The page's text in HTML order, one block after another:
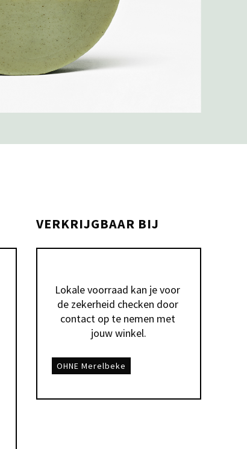
VERKRIJGBAAR BIJ
Lokale voorraad kan je voor
de zekerheid checken door
contact op te nemen met
jouw winkel.
OHNE Merelbeke